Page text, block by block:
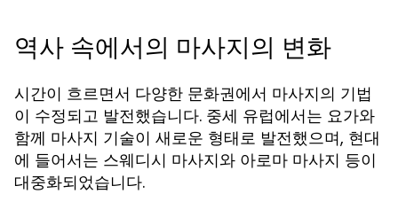
역사 속에서의 마사지의 변화
시간이 흐르면서 다양한 문화권에서 마사지의 기법
이 수정되고 발전했습니다. 중세 유럽에서는 요가와
함께 마사지 기술이 새로운 형태로 발전했으며, 현대
에 들어서는 스웨디시 마사지와 아로마 마사지 등이
대중화되었습니다.